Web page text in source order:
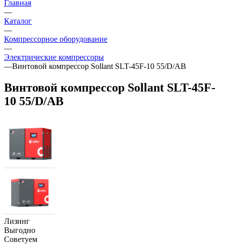
Главная
—
Каталог
—
Компрессорное оборудование
—
Электрические компрессоры
—Винтовой компрессор Sollant SLT-45F-10 55/D/AB
Винтовой компрессор Sollant SLT-45F-
10 55/D/AB
Лизинг
Выгодно
Советуем